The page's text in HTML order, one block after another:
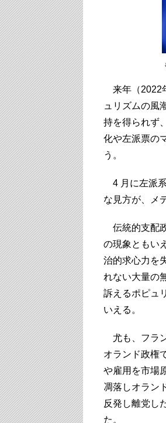
来年（2022
ュリズムの風
持を得られず
化や左派票の
う。
4 月に左派
な見方が、メ
伝統的支配
の現象ともい
治的求心力を
れない大量の
訴えるポピュ
いえる。
尤も、フラ
オランド政権
や雇用を市場
凋落しオラン
反発し離党し
た。